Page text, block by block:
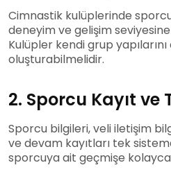
Cimnastik kulüplerinde
deneyim ve gelişim seviyesine
Kulüpler kendi grup
oluşturabilmelidir.
2. Sporcu Kayıt ve
Sporcu bilgileri, veli iletişim
ve devam kayıtları tek
sporcuya ait geçmişe kolayca